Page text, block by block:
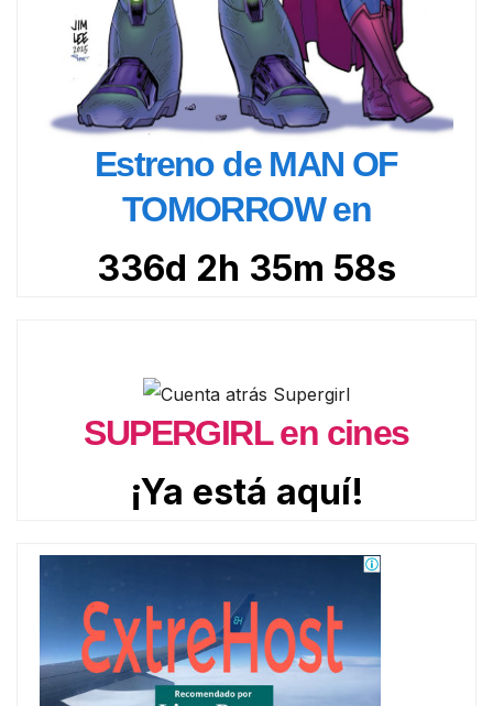
Estreno de MAN OF
TOMORROW en
336d 2h 35m 57s
SUPERGIRL en cines
¡Ya está aquí!